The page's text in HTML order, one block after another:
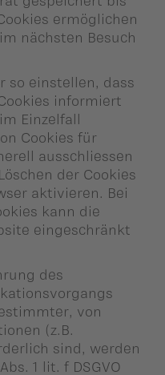
ermöglichen
nächsten Besuch
so einstellen, dass
informiert
Einzelfall
Cookies für
ausschliessen
der Cookies
aktivieren. Bei
kann die
eingeschränkt
des
von
(z.B.
sind, werden
1 lit. f DSGVO